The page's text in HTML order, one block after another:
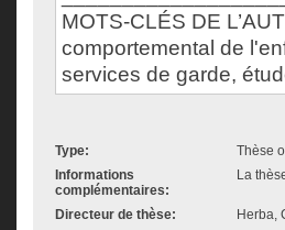
MOTS-CLÉS DE
comportemental de
services de garde,
Type:
Thèse
Informations
complémentaires:
La
Directeur de thèse: Herba,